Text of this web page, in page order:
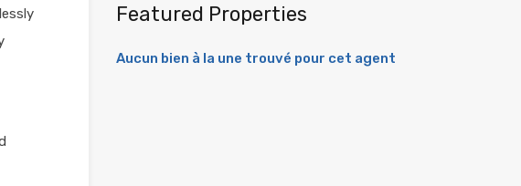
Featured Properties
Aucun bien à la une trouvé pour cet agent